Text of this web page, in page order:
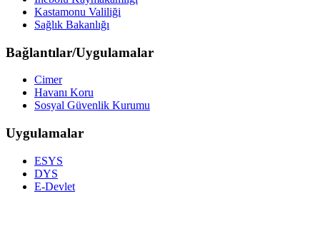
Kastamonu Valiliği
Sağlık Bakanlığı
Bağlantılar/Uygulamalar
Cimer
Havanı Koru
Sosyal Güvenlik Kurumu
Uygulamalar
ESYS
DYS
E-Devlet